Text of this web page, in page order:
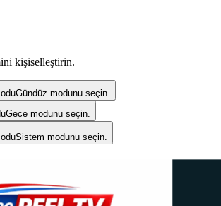
kişiselleştirin.
Gündüz modunu seçin.
Gece modunu seçin.
Sistem modunu seçin.